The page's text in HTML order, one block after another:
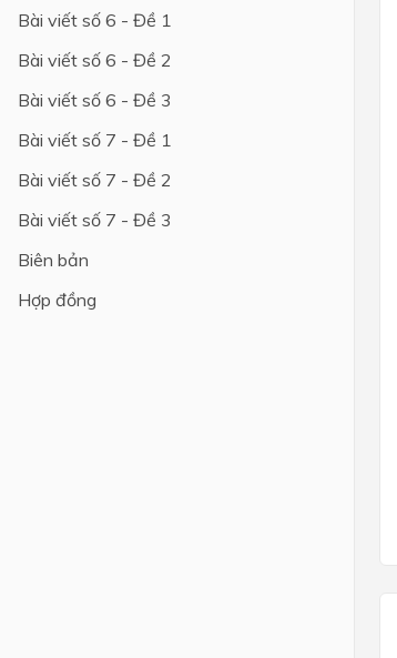
Bài viết số 6 - Đề 1
Bài viết số 6 - Đề 2
Bài viết số 6 - Đề 3
Bài viết số 7 - Đề 1
Bài viết số 7 - Đề 2
Bài viết số 7 - Đề 3
Biên bản
Hợp đồng